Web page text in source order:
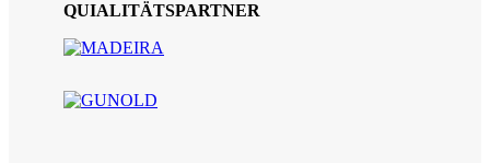
QUIALITÄTSPARTNER